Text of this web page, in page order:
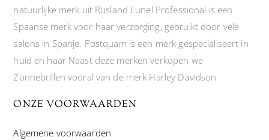
natuurlijke merk uit Rusland Lunel Professional is een
Spaanse merk voor haar verzorging, gebruikt door vele
salons in Spanje. Postquam is een merk gespecialiseert in
huid en haar Naast deze merken verkopen we
Zonnebrillen vooral van de merk Harley Davidson
ONZE VOORWAARDEN
Algemene voorwaarden